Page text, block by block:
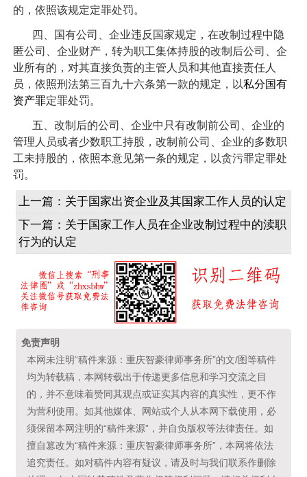
的，依照该规定定罪处罚。
四、国有公司、企业违反国家规定，在改制过程中隐
匿公司、企业财产，转为职工集体持股的改制后公司、企
业所有的，对其直接负责的主管人员和其他直接责任人
员，依照刑法第三百九十六条第一款的规定，以私分国有
资产罪定罪处罚。
五、改制后的公司、企业中只有改制前公司、企业的
管理人员或者少数职工持股，改制前公司、企业的多数职
工未持股的，依照本意见第一条的规定，以贪污罪定罪处
罚。
上一篇： 关于国家出资企业及其国家工作人员的认定
下一篇： 关于国家工作人员在企业改制过程中的渎职
行为的认定
免责声明
本网未注明“稿件来源：重庆智豪律师事务所”的文/图等稿件
均为转载稿，本网转载出于传递更多信息和学习交流之目
的，并不意味着赞同其观点或证实其内容的真实性，更不作
为营利使用。如其他媒体、网站或个人从本网下载使用，必
须保留本网注明的“稿件来源”，并自负版权等法律责任。如
擅自篡改为“稿件来源：重庆智豪律师事务所”，本网将依法
追究责任。如对稿件内容有疑议，请及时与我们联系作删除